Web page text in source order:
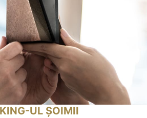
UL ȘOIMII